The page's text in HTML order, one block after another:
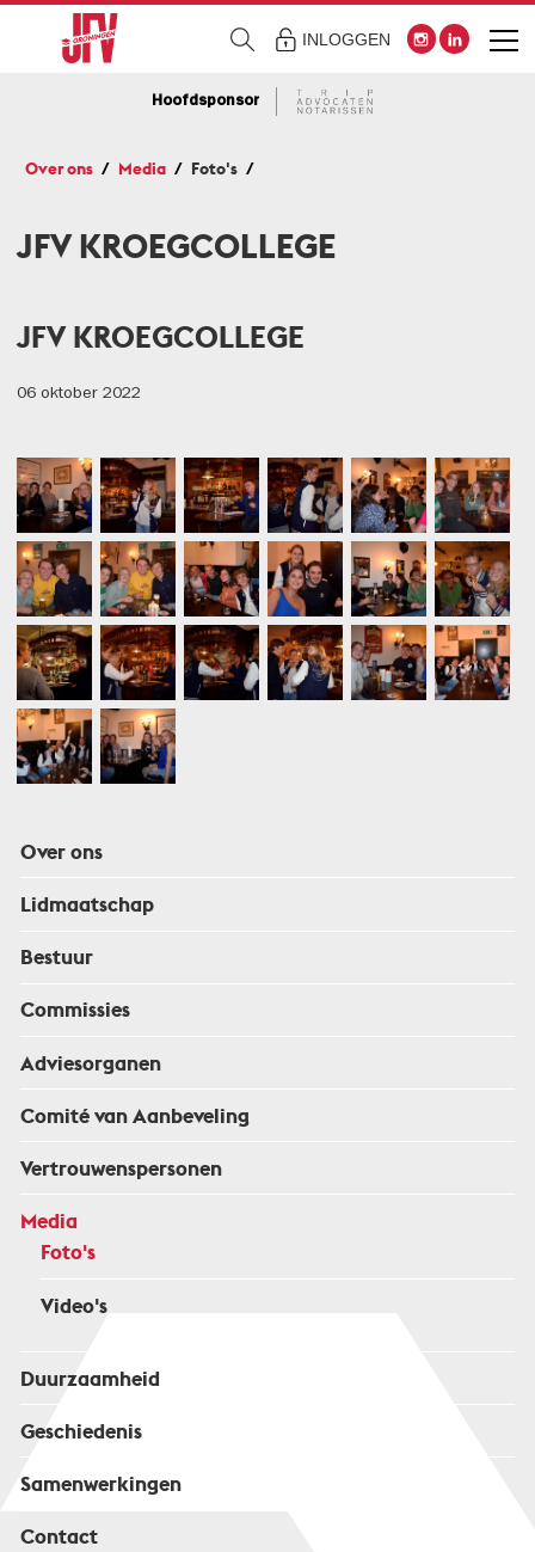
INLOGGEN
Hoofdsponsor
Over ons Media Foto's
Over ons
Lidmaatschap
Bestuur
Commissies
Adviesorganen
Comité van Aanbeveling
Vertrouwenspersonen
Media
Foto's
Video's
Duurzaamheid
Geschiedenis
Samenwerkingen
Contact
JFV KROEGCOLLEGE
JFV KROEGCOLLEGE
06 oktober 2022